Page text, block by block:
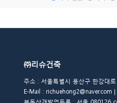
㈜리슈건축
주소 : 서울특별시 용산구 한강대
E-Mail :